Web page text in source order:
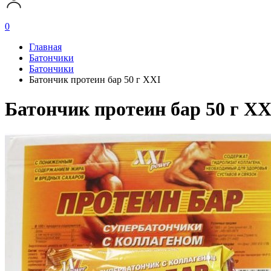
0
Главная
Батончики
Батончики
Батончик протеин бар 50 г XXI
Батончик протеин бар 50 г